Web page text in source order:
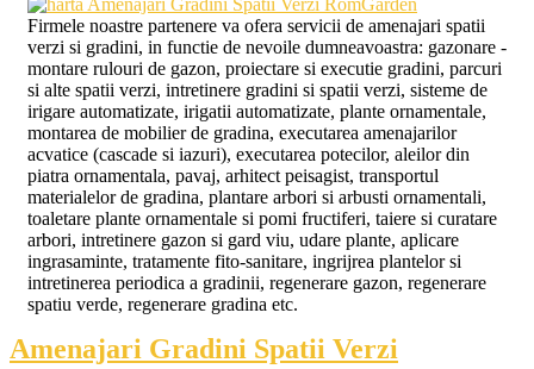
Firmele noastre partenere va ofera servicii de amenajari spatii
verzi si gradini, in functie de nevoile dumneavoastra: gazonare -
montare rulouri de gazon, proiectare si executie gradini, parcuri
si alte spatii verzi, intretinere gradini si spatii verzi, sisteme de
irigare automatizate, irigatii automatizate, plante ornamentale,
montarea de mobilier de gradina, executarea amenajarilor
acvatice (cascade si iazuri), executarea potecilor, aleilor din
piatra ornamentala, pavaj, arhitect peisagist, transportul
materialelor de gradina, plantare arbori si arbusti ornamentali,
toaletare plante ornamentale si pomi fructiferi, taiere si curatare
arbori, intretinere gazon si gard viu, udare plante, aplicare
ingrasaminte, tratamente fito-sanitare, ingrijrea plantelor si
intretinerea periodica a gradinii, regenerare gazon, regenerare
spatiu verde, regenerare gradina etc.
Amenajari Gradini Spatii Verzi